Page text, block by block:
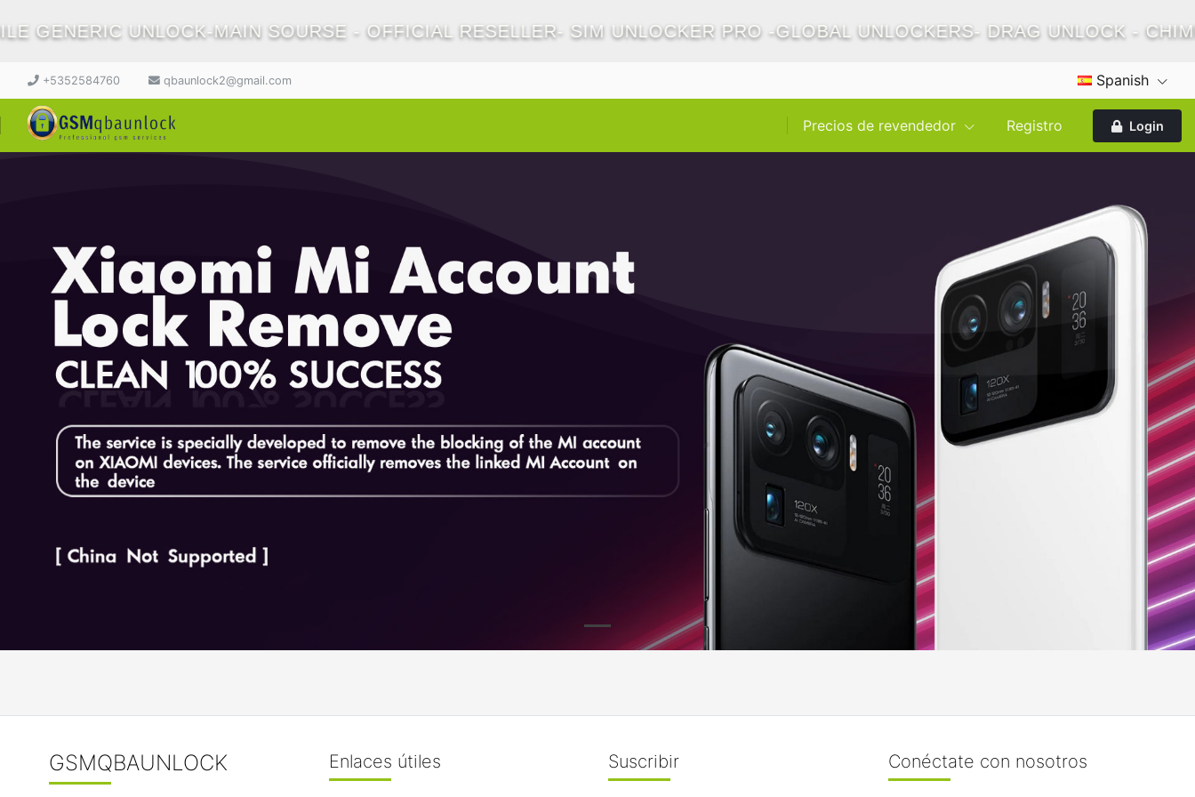
GENERIC UNLOCK-MAIN SOURSE - OFFICIAL RESELLER- SIM UNLOCKER PRO -GLOBAL UNLOCKERS- DRAG UNLOCK -
+5352584760 qbaunlock2@gmail.com Spanish
Precios de revendedor Registro Login
GSMQBAUNLOCK Enlaces útiles Suscribir Conéctate con nosotros